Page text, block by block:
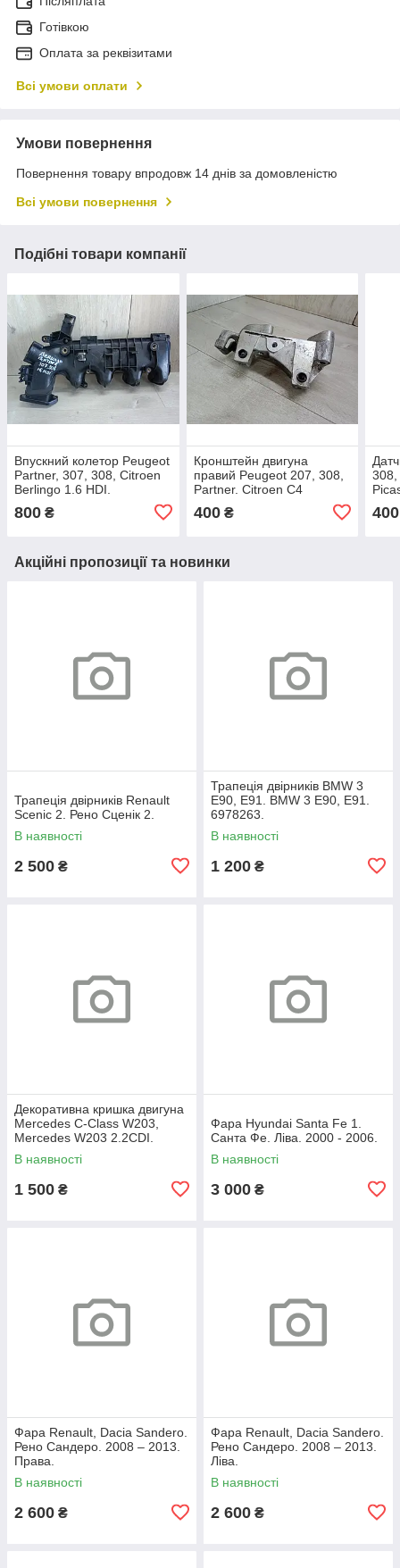
Готівкою
Оплата за реквізитами
Всі умови оплати
Умови повернення
Повернення товару впродовж 14 днів за домовленістю
Всі умови повернення
Подібні товари компанії
Впускний колетор Peugeot
Partner, 307, 308, Citroen
Berlingo 1.6 HDI.
800 ₴
Кронштейн двигуна
правий Peugeot 207, 308,
Partner. Citroen C4
Picasso, Berlingo. 1.6 HDI.
9688615780.
400₴
308,
400
Акційні пропозиції та новинки
Трапеція двірників Renault
Scenic 2. Рено Сценік 2.
В наявності
2 500 ₴
Трапеція двірників BMW 3
E90, E91. BMW 3 Е90, Е91.
6978263.
В наявності
1 200 ₴
Декоративна кришка двигуна
Mercedes C-Class W203,
Mercedes W203 2.2CDI.
A6460100467.
В наявності
1 500 ₴
Фара Hyundai Santa Fe 1.
Санта Фе. Ліва. 2000 - 2006.
В наявності
3 000 ₴
Фара Renault, Dacia Sandero.
Рено Сандеро. 2008 – 2013.
Права.
В наявності
2 600 ₴
Фара Renault, Dacia Sandero.
Рено Сандеро. 2008 – 2013.
Ліва.
В наявності
2 600 ₴